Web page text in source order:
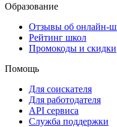
Образование
Отзывы об онлайн-
Рейтинг школ
Промокоды и скидки
Помощь
Для соискателя
Для работодателя
API сервиса
Служба поддержки